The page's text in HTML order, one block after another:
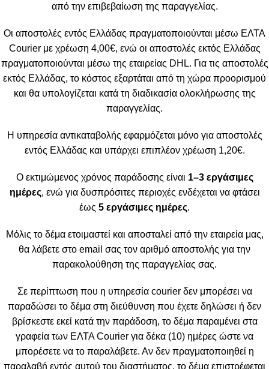
από την επιβεβαίωση της παραγγελίας.
Οι αποστολές εντός Ελλάδας πραγματοποιούνται μέσω ΕΛΤΑ
Courier με χρέωση 4,00€, ενώ οι αποστολές εκτός Ελλάδας
πραγματοποιούνται μέσω της εταιρείας DHL. Για τις αποστολές
εκτός Ελλάδας, το κόστος εξαρτάται από τη χώρα προορισμού
και θα υπολογίζεται κατά τη διαδικασία ολοκλήρωσης της
παραγγελίας.
Η υπηρεσία αντικαταβολής εφαρμόζεται μόνο για αποστολές
εντός Ελλάδας και υπάρχει επιπλέον χρέωση 1,20€.
Ο εκτιμώμενος χρόνος παράδοσης είναι 1–3 εργάσιμες
ημέρες, ενώ για δυσπρόσιτες περιοχές ενδέχεται να φτάσει
έως 5 εργάσιμες ημέρες.
Μόλις το δέμα ετοιμαστεί και αποσταλεί από την εταιρεία μας,
θα λάβετε στο email σας τον αριθμό αποστολής για την
παρακολούθηση της παραγγελίας σας.
Σε περίπτωση που η υπηρεσία courier δεν μπορέσει να
παραδώσει το δέμα στη διεύθυνση που έχετε δηλώσει ή δεν
βρίσκεστε εκεί κατά την παράδοση, το δέμα παραμένει στα
γραφεία των ΕΛΤΑ Courier για δέκα (10) ημέρες ώστε να
μπορέσετε να το παραλάβετε. Αν δεν πραγματοποιηθεί η
παραλαβή εντός αυτού του διαστήματος, το δέμα επιστρέφεται